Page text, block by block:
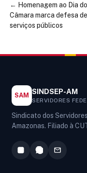
← Homenagem ao Dia
Câmara marca defesa
serviços públicos
SAM SINDSEP-AM
SERVIDORES
Sindicato dos
Amazonas. Filiado à